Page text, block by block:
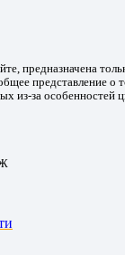
предназначена
представление о
из-за